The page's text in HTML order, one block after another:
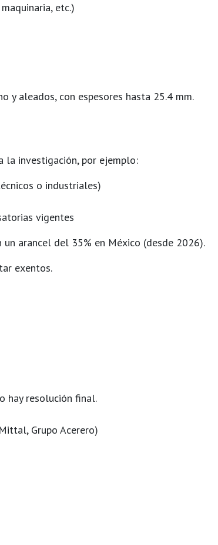
etc.)
y aleados, con espesores hasta 25.4 mm.
investigación, por ejemplo:
o industriales)
vigentes
un arancel del 35% en México (desde 2026).
exentos.
hay resolución final.
Grupo Acerero)